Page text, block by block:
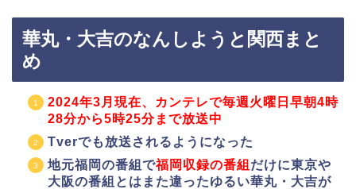
華丸・大吉のなんしようと関西まと
め
2024年3月現在、カンテレで毎週火曜日早朝4時
28分から5時25分まで放送中
Tverでも放送されるようになった
地元福岡の番組で福岡収録の番組 だけに東京や
大阪の番組とはまた違ったゆるい華丸・大吉が